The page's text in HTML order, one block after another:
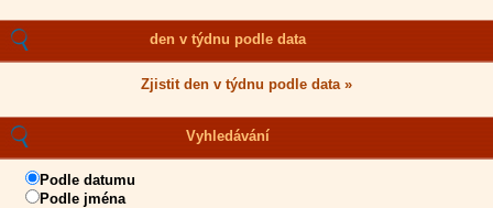
den v týdnu podle data
Zjistit den v týdnu podle data »
Vyhledávání
Podle datumu
Podle jména